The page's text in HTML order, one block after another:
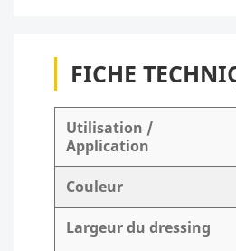
FICHE
Utilisation /
Application
Couleur
Largeur du dressing